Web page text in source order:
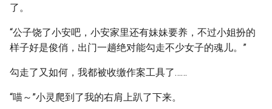
了。
“公子饶了小安吧，小安家里还有妹妹要养，不过小姐扮的
样子好是俊俏，出门一趟绝对能勾走不少女子的魂儿。”
勾走了又如何，我都被收缴作案工具了……
“喵～”小灵爬到了我的右肩上趴了下来。